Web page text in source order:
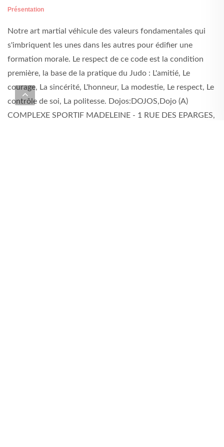
Présentation
Notre art martial véhicule des valeurs fondamentales qui
s'imbriquent les unes dans les autres pour édifier une
formation morale. Le respect de ce code est la condition
première, la base de la pratique du Judo : L'amitié, Le
courage, La sincérité, L'honneur, La modestie, Le respect, Le
contrôle de soi, La politesse. Dojos:DOJOS,Dojo (A)
COMPLEXE SPORTIF MADELEINE - 1 RUE DES EPARGES,